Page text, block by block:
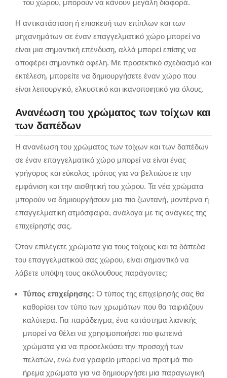
του χώρου, μπορούν να κάνουν μεγάλη διαφορά.
Η αντικατάσταση ή επισκευή των επίπλων και των
μηχανημάτων σε έναν επαγγελματικό χώρο μπορεί να
είναι μια σημαντική επένδυση, αλλά μπορεί επίσης να
αποφέρει σημαντικά οφέλη. Με προσεκτικό σχεδιασμό και
εκτέλεση, μπορείτε να δημιουργήσετε έναν χώρο που
είναι λειτουργικό, ελκυστικό και ικανοποιητικό για όλους.
Ανανέωση του χρώματος των τοίχων και
των δαπέδων
Η ανανέωση του χρώματος των τοίχων και των δαπέδων
σε έναν επαγγελματικό χώρο μπορεί να είναι ένας
γρήγορος και εύκολος τρόπος για να βελτιώσετε την
εμφάνιση και την αισθητική του χώρου. Τα νέα χρώματα
μπορούν να δημιουργήσουν μια πιο ζωντανή, μοντέρνα ή
επαγγελματική ατμόσφαιρα, ανάλογα με τις ανάγκες της
επιχείρησής σας.
Όταν επιλέγετε χρώματα για τους τοίχους και τα δάπεδα
του επαγγελματικού σας χώρου, είναι σημαντικό να
λάβετε υπόψη τους ακόλουθους παράγοντες:
Τύπος επιχείρησης: Ο τύπος της επιχείρησής σας θα
καθορίσει τον τύπο των χρωμάτων που θα ταιριάζουν
καλύτερα. Για παράδειγμα, ένα κατάστημα λιανικής
μπορεί να θέλει να χρησιμοποιήσει πιο φωτεινά
χρώματα για να προσελκύσει την προσοχή των
πελατών, ενώ ένα γραφείο μπορεί να προτιμά πιο
ήρεμα χρώματα για να δημιουργήσει μια παραγωγική